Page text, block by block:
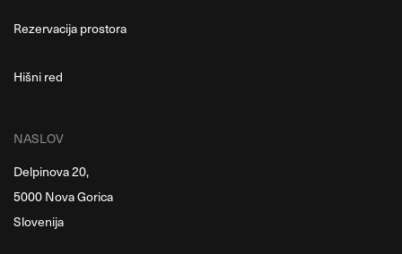
Rezervacija prostora
Hišni red
NASLOV
Delpinova 20,
5000 Nova Gorica
Slovenija